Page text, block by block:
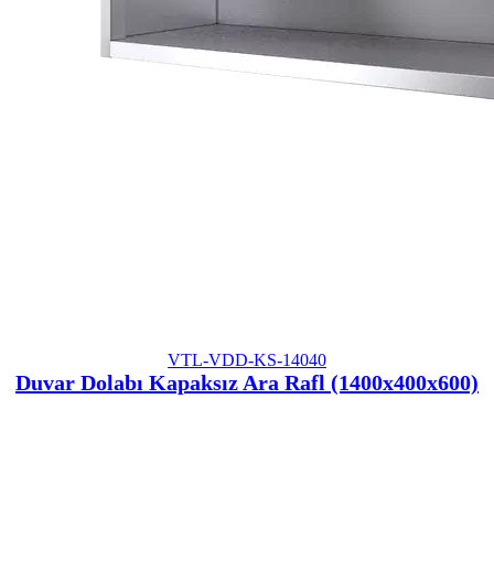
VTL-VDD-KS-14040
Duvar Dolabı Kapaksız Ara Rafl (1400x400x600)